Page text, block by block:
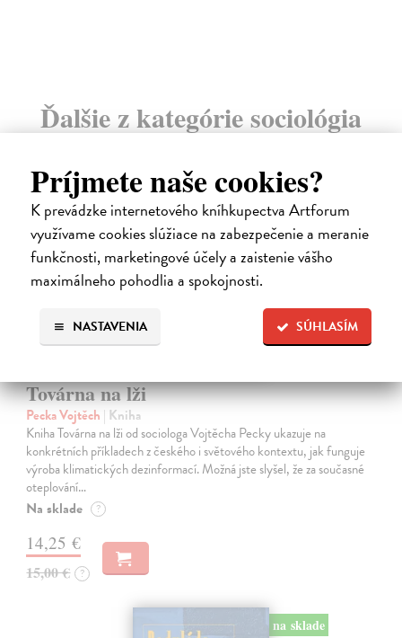
Príjmete naše cookies?
K prevádzke internetového kníhkupectva Artforum
využívame cookies slúžiace na zabezpečenie a meranie
funkčnosti, marketingové účely a zaistenie vášho
maximálneho pohodlia a spokojnosti.
SÚHLASÍM
NASTAVENIA
Ďalšie z kategórie sociológia
Továrna na lži
Pecka Vojtěch | Kniha
Kniha Továrna na lži od sociologa Vojtěcha Pecky ukazuje na
konkrétních příkladech z českého i světového kontextu, jak funguje
výroba klimatických dezinformací. Možná jste slyšel, že za současné
oteplování…
Na sklade ?
14,25 €
15,00 € ?
na sklade